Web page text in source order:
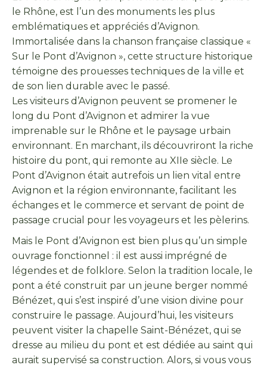
le Rhône, est l’un des monuments les plus
emblématiques et appréciés d’Avignon.
Immortalisée dans la chanson française classique «
Sur le Pont d’Avignon », cette structure historique
témoigne des prouesses techniques de la ville et
de son lien durable avec le passé.
Les visiteurs d’Avignon peuvent se promener le
long du Pont d’Avignon et admirer la vue
imprenable sur le Rhône et le paysage urbain
environnant. En marchant, ils découvriront la riche
histoire du pont, qui remonte au XIIe siècle. Le
Pont d’Avignon était autrefois un lien vital entre
Avignon et la région environnante, facilitant les
échanges et le commerce et servant de point de
passage crucial pour les voyageurs et les pèlerins.
Mais le Pont d’Avignon est bien plus qu’un simple
ouvrage fonctionnel : il est aussi imprégné de
légendes et de folklore. Selon la tradition locale, le
pont a été construit par un jeune berger nommé
Bénézet, qui s’est inspiré d’une vision divine pour
construire le passage. Aujourd’hui, les visiteurs
peuvent visiter la chapelle Saint-Bénézet, qui se
dresse au milieu du pont et est dédiée au saint qui
aurait supervisé sa construction. Alors, si vous vous